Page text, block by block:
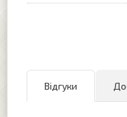
Відгуки